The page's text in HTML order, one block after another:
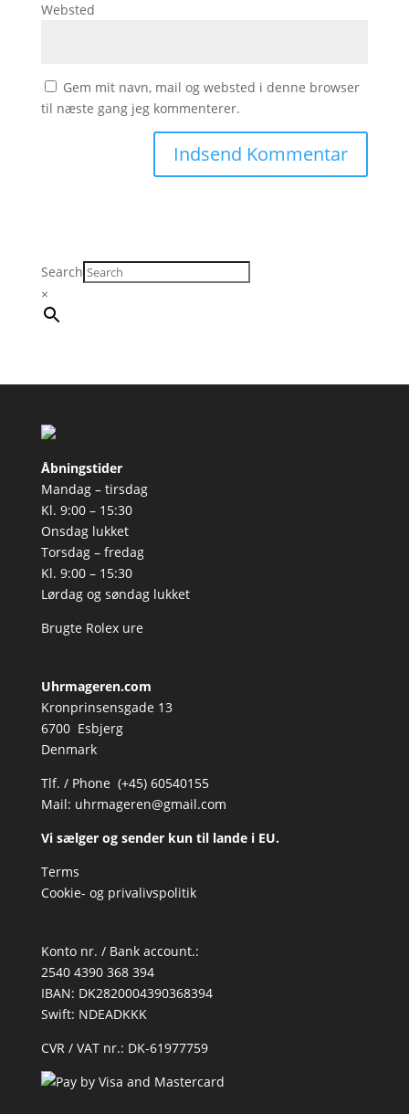
Websted
Gem mit navn, mail og websted i denne browser
til næste gang jeg kommenterer.
Search
×
Åbningstider
Mandag – tirsdag
Kl. 9:00 – 15:30
Onsdag lukket
Torsdag – fredag
Kl. 9:00 – 15:30
Lørdag og søndag lukket
Brugte Rolex ure
Uhrmageren.com
Kronprinsensgade 13
6700 Esbjerg
Denmark
Tlf. / Phone (+45) 60540155
Mail: uhrmageren@gmail.com
Vi sælger og sender kun til lande i EU.
Terms
Cookie- og privalivspolitik
Konto nr. / Bank account.:
2540 4390 368 394
IBAN: DK2820004390368394
Swift: NDEADKKK
CVR / VAT nr.: DK-61977759